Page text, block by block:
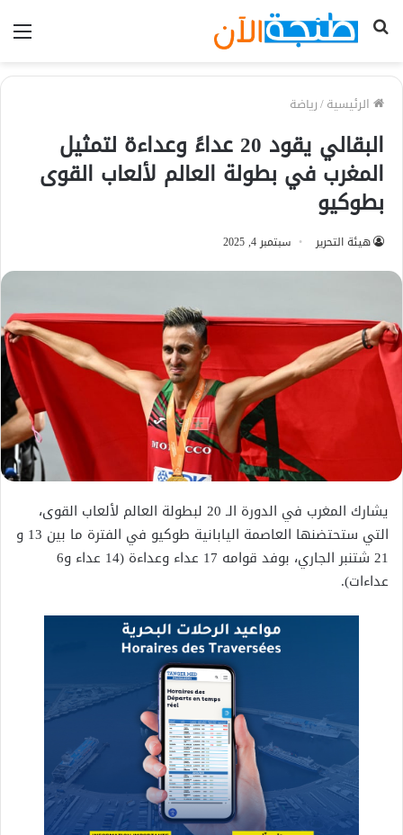
بحث
الرئيسية/رياضة
البقالي يقود 20 عداءً وعداءة لتمثيل
المغرب في بطولة العالم لألعاب القوى
بطوكيو
هيئة التحرير سبتمبر 4, 2025
يشارك المغرب في الدورة الـ 20 لبطولة العالم لألعاب القوى،
التي ستحتضنها العاصمة اليابانية طوكيو في الفترة ما بين 13 و
21 شتنبر الجاري، بوفد قوامه 17 عداء وعداءة (14 عداء و6
عداءات).